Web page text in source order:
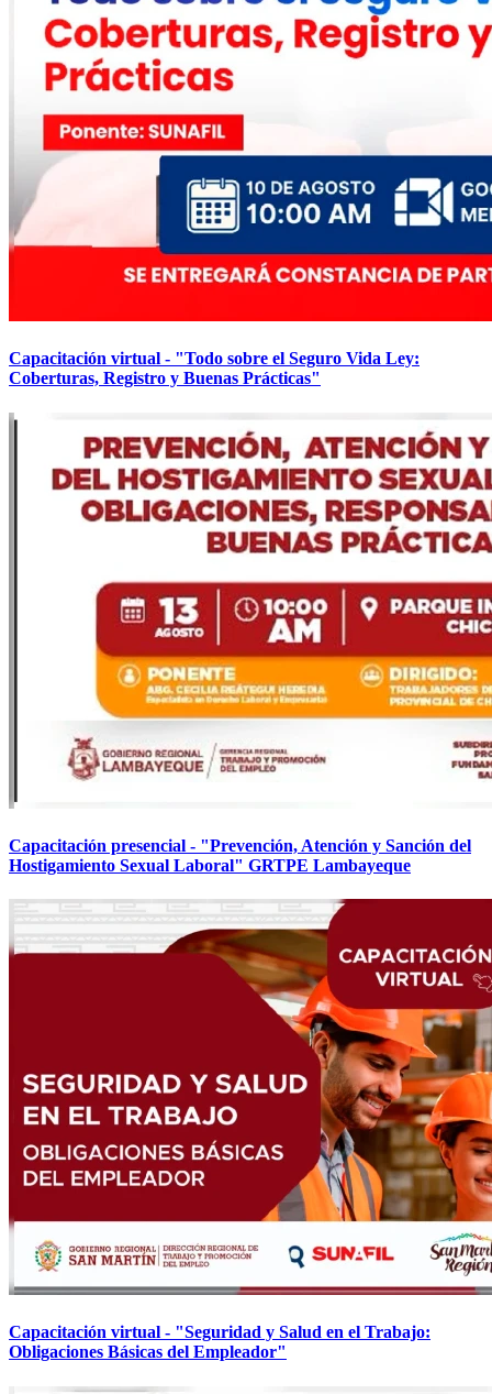
Capacitación virtual - "Todo sobre el Seguro Vida Ley:
Coberturas, Registro y Buenas Prácticas"
Capacitación presencial - "Prevención, Atención y Sanción del
Hostigamiento Sexual Laboral" GRTPE Lambayeque
Capacitación virtual - "Seguridad y Salud en el Trabajo:
Obligaciones Básicas del Empleador"